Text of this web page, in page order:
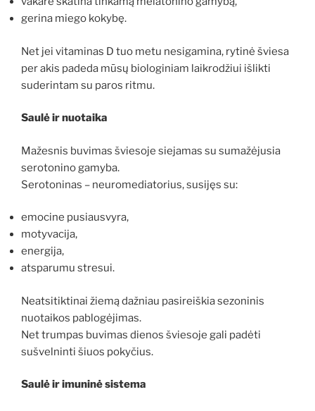
gerina miego kokybę.
Net jei vitaminas D tuo metu nesigamina, rytinė šviesa
per akis padeda mūsų biologiniam laikrodžiui išlikti
suderintam su paros ritmu.
Saulė ir nuotaika
Mažesnis buvimas šviesoje siejamas su sumažėjusia
serotonino gamyba.
Serotoninas – neuromediatorius, susijęs su:
emocine pusiausvyra,
motyvacija,
energija,
atsparumu stresui.
Neatsitiktinai žiemą dažniau pasireiškia sezoninis
nuotaikos pablogėjimas.
Net trumpas buvimas dienos šviesoje gali padėti
sušvelninti šiuos pokyčius.
Saulė ir imuninė sistema